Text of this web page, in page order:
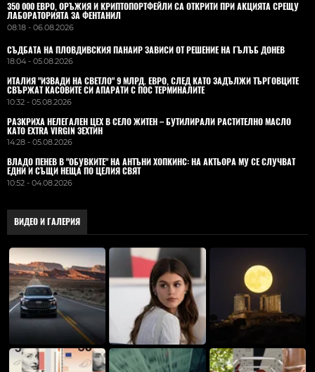
350 000 ЕВРО, ОРЪЖИЯ И КРИПТОПОРТФЕЙЛИ СА ОТКРИТИ ПРИ АКЦИЯТА СРЕЩУ
ЛАБОРАТОРИЯТА ЗА ФЕНТАНИЛ
08:18 - 06.08.2026
СЪДБАТА НА ПЛОВДИВСКИЯ ПАНАИР ЗАВИСИ ОТ РЕШЕНИЕ НА ГЪЛЪБ ДОНЕВ
18:04 - 05.08.2026
ИТАЛИЯ "ИЗВАДИ НА СВЕТЛО" 9 МЛРД. ЕВРО, СЛЕД КАТО ЗАДЪЛЖИ ТЪРГОВЦИТЕ
СВЪРЖАТ КАСОВИТЕ СИ АПАРАТИ С ПОС ТЕРМИНАЛИТЕ
10:32 - 05.08.2026
РАЗКРИХА НЕЛЕГАЛЕН ЦЕХ В СЕЛО ЖИТЕН – БУТИЛИРАЛИ РАСТИТЕЛНО МАСЛО
КАТО EXTRA VIRGIN ЗЕХТИН
14:28 - 05.08.2026
ВЛАДO ПЕНЕВ В "ОБУВКИТЕ" НА АНТЪНИ ХОПКИНС: НА АКТЬОРА МУ СЕ СЛУЧВАТ
ЕДНИ И СЪЩИ НЕЩА ПО ЦЕЛИЯ СВЯТ
10:52 - 04.08.2026
ВИДЕО И ГАЛЕРИЯ